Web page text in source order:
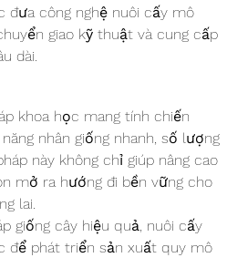
đưa công nghệ nuôi cấy mô
giao kỹ thuật và cung cấp
dài.
khoa học mang tính chiến
nhân giống nhanh, số lượng
này không chỉ giúp nâng cao
mở ra hướng đi bền vững cho
lai.
giống cây hiệu quả, nuôi cấy
để phát triển sản xuất quy mô